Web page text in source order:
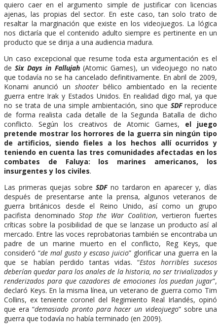
quiero caer en el argumento simple de justificar con licencias
ajenas, las propias del sector. En este caso, tan solo trato de
resaltar la marginación que existe en los videojuegos. La lógica
nos dictaría que el contenido adulto siempre es pertinente en un
producto que se dirija a una audiencia madura.
Un caso excepcional que resume toda esta argumentación es el
deSix Days in Fallujah (Atomic Games), un videojuego no nato
que todavía no se ha cancelado definitivamente. En abril de 2009,
Konami anunció un shooter bélico ambientado en la reciente
guerra entre Irak y Estados Unidos. En realidad digo mal, ya que
no se trata de una simple ambientación, sino que SDFreproduce
de forma realista cada detalle de la Segunda Batalla de dicho
conflicto. Según los creativos de Atomic Games, el juego
pretende mostrar los horrores de la guerra sin ningún tipo
de artificios, siendo fieles a los hechos allí ocurridos y
teniendo en cuenta las tres comunidades afectadas en los
combates de Faluya: los marines americanos, los
insurgentes y los civiles.
Las primeras quejas sobreSDFno tardaron en aparecer y, días
después de presentarse ante la prensa, algunos veteranos de
guerra británicos desde el Reino Unido, así como un grupo
pacifista denominadoStop the War Coalition, vertieron fuertes
críticas sobre la posibilidad de que se lanzase un producto así al
mercado. Entre las voces reprobatorias también se encontraba un
padre de un marine muerto en el conflicto, Reg Keys, que
consideró “de mal gusto y escaso juicio” glorificar una guerra en la
que se habían perdido tantas vidas. “Estos horribles sucesos
deberían quedar para los anales de la historia, no ser trivializados y
renderizados para que cazadores de emociones los puedan jugar”,
declaró Keys. En la misma línea, un veterano de guerra como Tim
Collins, ex teniente coronel del Regimiento Real Irlandés, opinó
que era “demasiado pronto para hacer un videojuego” sobre una
guerra que todavía no había terminado (en 2009).